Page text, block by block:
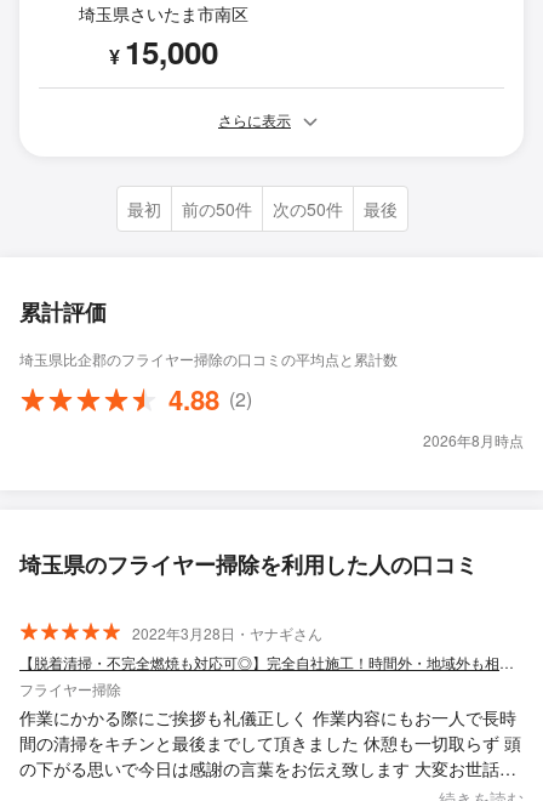
埼玉県さいたま市南区
¥ 15,000
さらに表示
最初 前の50件 次の50件 最後
累計評価
埼玉県比企郡のフライヤー掃除の口コミの平均点と累計数
4.88 (2)
2026年8月時点
埼玉県のフライヤー掃除を利用した人の口コミ
2022年3月28日・ヤナギさん
【脱着清掃・不完全燃焼も対応可◎】完全自社施工！時間外・地域外も相談可！
フライヤー掃除
作業にかかる際にご挨拶も礼儀正しく 作業内容にもお一人で長時
間の清掃をキチンと最後までして頂きました 休憩も一切取らず 頭
の下がる思いで今日は感謝の言葉をお伝え致します 大変お世話に